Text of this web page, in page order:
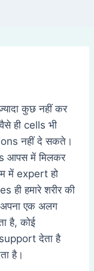
कुछ नहीं कर
ही cells भी
नहीं दे सकते।
आपस में मिलकर
में expert हो
हमारे शरीर की
एक अलग
है, कोई
देता है
है।